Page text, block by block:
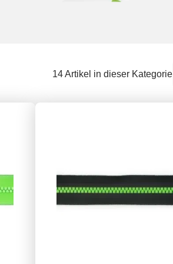
14 Artikel in dieser Kategorie